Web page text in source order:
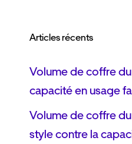
Articles récents
Volume de coffre du
capacité en usage
Volume de coffre du
style contre la